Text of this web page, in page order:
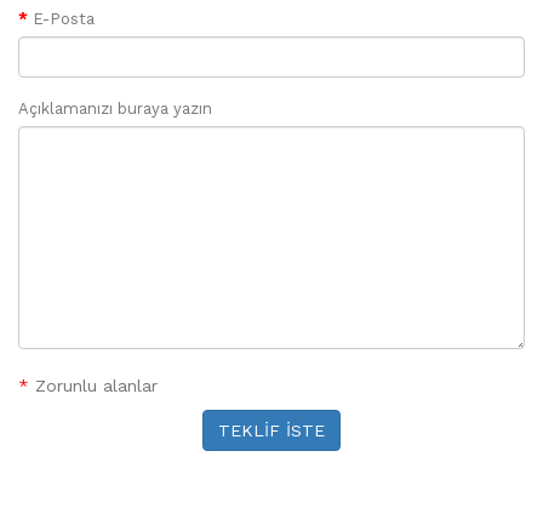
E-Posta
Açıklamanızı buraya yazın
* Zorunlu alanlar
TEKLİF İSTE